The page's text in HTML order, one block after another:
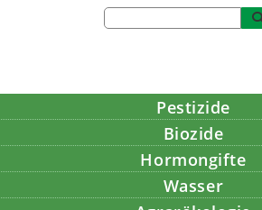
Pestizide
Biozide
Hormongifte
Wasser